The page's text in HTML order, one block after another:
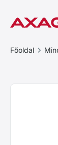
Főoldal